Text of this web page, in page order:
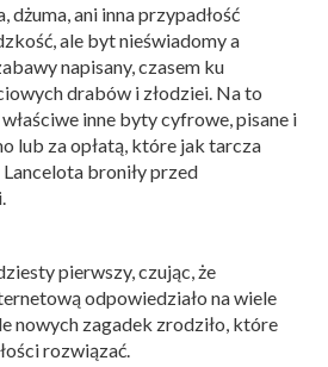
dżuma, ani inna przypadłość
ale byt nieświadomy a
napisany, czasem ku
drabów i złodziei. Na to
inne byty cyfrowe, pisane i
lub za opłatą, które jak tarcza
broniły przed
pierwszy, czując, że
odpowiedziało na wiele
nowych zagadek zrodziło, które
rozwiązać.